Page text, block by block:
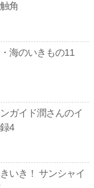
角
海のいきもの11
ガイド潤さんのイ
4
いき！ サンシャイ